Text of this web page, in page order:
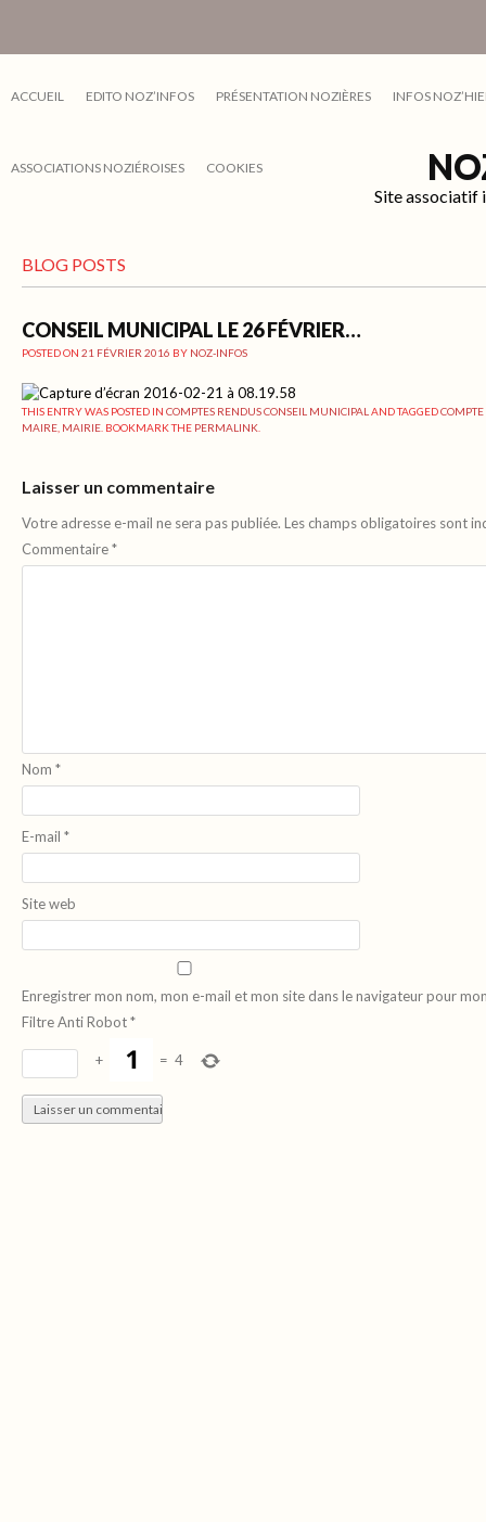
ACCUEIL EDITO NOZ’INFOS PRÉSENTATION NOZIÈRES INFOS
ASSOCIATIONS NOZIÉROISES COOKIES
Site associatif
BLOG POSTS
CONSEIL MUNICIPAL LE 26 FÉVRIER…
POSTED ON 21 FÉVRIER 2016 BY NOZ-INFOS
THIS ENTRY WAS POSTED IN COMPTES RENDUS CONSEIL MUNICIPAL AND TAGGED
MAIRE MAIRIE . BOOKMARK THE PERMALINK
Laisser un commentaire
Votre adresse e-mail ne sera pas publiée. Les champs obligatoires sont
Commentaire*
Nom *
E-mail *
Site web
Enregistrer mon nom, mon e-mail et mon site dans le navigateur pour
Filtre Anti Robot*
+ = 4